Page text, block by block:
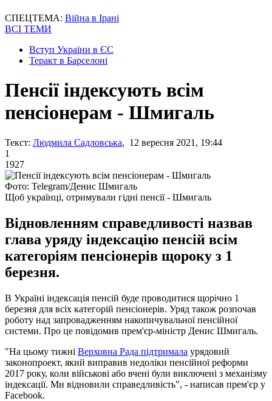
СПЕЦТЕМА: Війна в Ірані
ВСІ ТЕМИ
Вступ України в ЄС
Теракт в Барселоні
Пенсії індексують всім
пенсіонерам - Шмигаль
Текст: Людмила Садловська, 12 вересня 2021, 19:44
1
1927
Фото: Telegram/Денис Шмигаль
Щоб українці, отримували гідні пенсії - Шмигаль
Відновленням справедливості назвав
глава уряду індексацію пенсій всім
категоріям пенсіонерів щороку з 1
березня.
В Україні індексація пенсій буде проводитися щорічно 1
березня для всіх категорій пенсіонерів. Уряд також розпочав
роботу над запровадженням накопичувальної пенсійної
системи. Про це повідомив прем'єр-міністр Денис Шмигаль.
"На цьому тижні Верховна Рада підтримала урядовий
законопроект, який виправив недоліки пенсійної реформи
2017 року, коли військові або вчені були виключені з механізму
індексації. Ми відновили справедливість", - написав прем'єр у
Facebook.